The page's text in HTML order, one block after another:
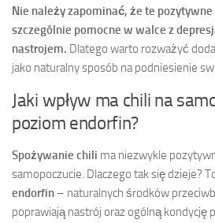
Nie należy zapominać, że te
szczególnie pomocne w walce z
nastrojem. Dlatego warto rozważyć
jako naturalny sposób na podniesienie
Jaki wpływ ma chili na
poziom endorfin?
Spożywanie chili ma niezwykle
samopoczucie. Dlaczego tak się dzieje?
endorfin – naturalnych środków
poprawiają nastrój oraz ogólną kondycję